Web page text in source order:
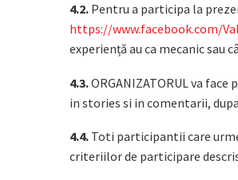
4.2. Pentru a participa la
https://www.facebook.com/
experiență au ca mecanic sau
4.3.ORGANIZATORUL va
in stories si in comentarii,
4.4. Toti participantii care
criteriilor de participare